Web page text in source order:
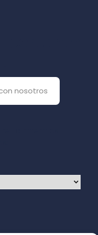
nosotros